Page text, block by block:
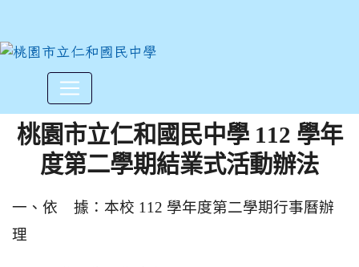
桃園市立仁和國民中學112學
桃園市立仁和國民中學 112 學年
度第二學期結業式活動辦法
一、依 據：本校 112 學年度第二學期行事曆辦
理